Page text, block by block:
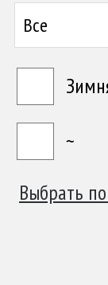
Все
~
Выбрать